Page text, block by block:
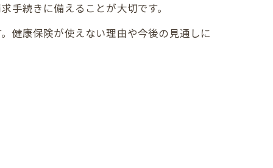
続きに備えることが大切です。
健康保険が使えない理由や今後の見通しに